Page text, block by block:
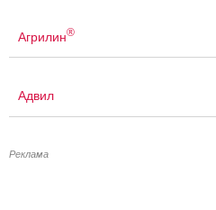
Агрилин®
Адвил
Реклама